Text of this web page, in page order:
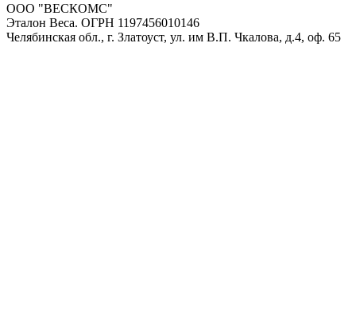
ООО "ВЕСКОМС"
Эталон Веса. ОГРН 1197456010146
Челябинская обл., г. Златоуст, ул. им В.П. Чкалова, д.4, оф. 65